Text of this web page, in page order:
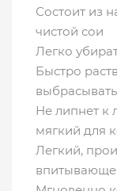
Состоит из
чистой сои
Легко
Быстро
Не липнет к
мягкий для
Легкий,